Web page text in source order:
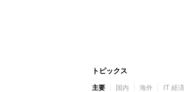
トピックス
主要 国内 海外 IT 経済